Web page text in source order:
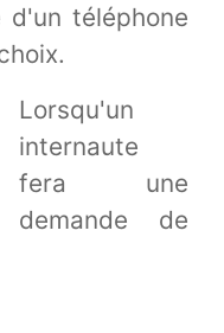
d'un téléphone
Lorsqu'un
internaute
fera une
demande de